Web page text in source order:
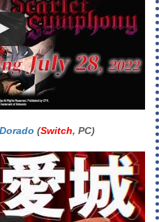
(Switch, PC)